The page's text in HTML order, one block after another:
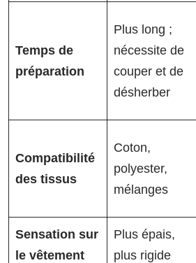
Temps de
préparation
Plus long ;
nécessite de
couper et de
désherber
Compatibilité
des tissus
Coton,
polyester,
mélanges
Sensation sur
le vêtement
Plus épais,
plus rigide